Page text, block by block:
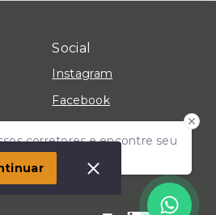
corretores e encontre seu
Social
Instagram
Facebook
TikTok